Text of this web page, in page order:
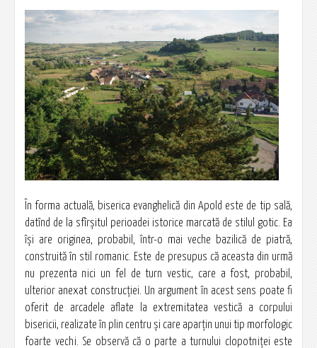
În forma actuală, biserica evanghelică din Apold este de tip sală,
datînd de la sfîrşitul perioadei istorice marcată de stilul gotic. Ea
îşi are originea, probabil, într-o mai veche bazilică de piatră,
construită în stil romanic. Este de presupus că aceasta din urmă
nu prezenta nici un fel de turn vestic, care a fost, probabil,
ulterior anexat construcţiei. Un argument în acest sens poate fi
oferit de arcadele aflate la extremitatea vestică a corpului
bisericii, realizate în plin centru şi care aparţin unui tip morfologic
foarte vechi. Se observă că o parte a turnului clopotniţei este